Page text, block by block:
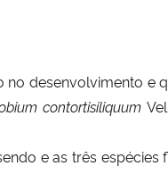
desenvolvimento e
contortisiliquum
e as três espécies